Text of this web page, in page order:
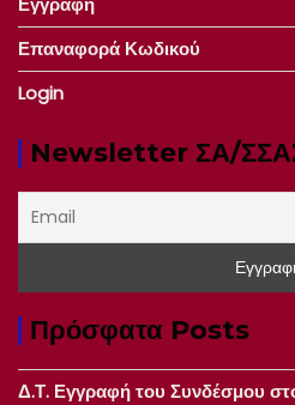
Επαναφορά Κωδικού
Login
Newsletter ΣΑ/
Πρόσφατα Posts
Δ.Τ. Εγγραφή του Συνδέσμου